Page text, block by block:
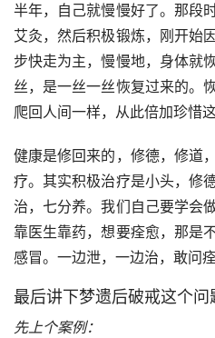
半年，自己就慢慢好了。那段
艾灸，然后积极锻炼，刚开始
步快走为主，慢慢地，身体就
丝，是一丝一丝恢复过来的。
爬回人间一样，从此倍加珍惜
健康是修回来的，修德，修道
疗。其实积极治疗是小头，修
治，七分养。我们自己要学会
靠医生靠药，想要痊愈，那是
感冒。一边泄，一边治，敢问
最后讲下梦遗后破戒这个问
先上个案例：